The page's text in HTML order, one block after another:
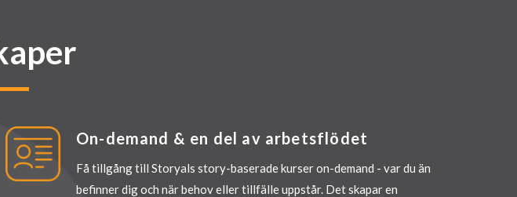
On-demand & en del av arbetsflödet
Få tillgång till Storyals story-baserade kurser on-demand - var du än
befinner dig och när behov eller tillfälle uppstår. Det skapar en